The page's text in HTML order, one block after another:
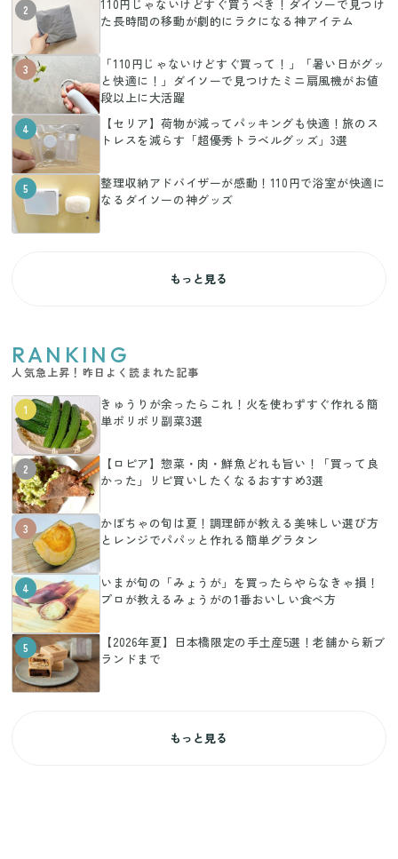
2
110円じゃないけどすぐ買うべき！ダイソーで見つけ
た長時間の移動が劇的にラクになる神アイテム
3
「110円じゃないけどすぐ買って！」「暑い日がグッ
と快適に！」ダイソーで見つけたミニ扇風機がお値
段以上に大活躍
4
【セリア】荷物が減ってパッキングも快適！旅のス
トレスを減らす「超優秀トラベルグッズ」3選
5
整理収納アドバイザーが感動！110円で浴室が快適に
なるダイソーの神グッズ
もっと見る
RANKING
人気急上昇！昨日よく読まれた記事
1
きゅうりが余ったらこれ！火を使わずすぐ作れる簡
単ポリポリ副菜3選
2
【ロピア】惣菜・肉・鮮魚どれも旨い！「買って良
かった」リピ買いしたくなるおすすめ3選
3
かぼちゃの旬は夏！調理師が教える美味しい選び方
とレンジでパパッと作れる簡単グラタン
4
いまが旬の「みょうが」を買ったらやらなきゃ損！
プロが教えるみょうがの1番おいしい食べ方
5
【2026年夏】日本橋限定の手土産5選！老舗から新ブ
ランドまで
もっと見る